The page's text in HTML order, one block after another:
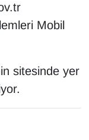
Mobil
sitesinde yer